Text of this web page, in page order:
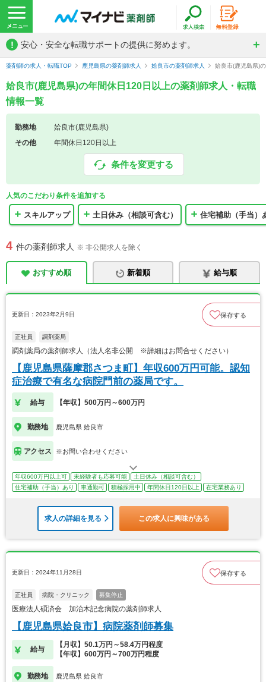
! 安心・安全な転職サポートの提供に努めます。
薬剤師の求人・転職TOP 鹿児島県の薬剤師求人 姶良市の薬剤師求人 姶良市(鹿児島県)
姶良市(鹿児島県)の年間休日120日以上の薬剤師求人・転職
情報一覧
勤務地
姶良市(鹿児島県)
その他
年間休日120日以上
条件を変更する
人気のこだわり条件を追加する
スキルアップ 土日休み（相談可含む） 住宅補助（手当）
4 件の薬剤師求人 ※ 非公開求人を除く
おすすめ順 新着順 給与順
更新日：2023年2月9日 保存する
正社員 調剤薬局
調剤薬局の薬剤師求人（法人名非公開 ※詳細はお問合せください）
【鹿児島県薩摩郡さつま町】年収600万円可能。認知
症治療で有名な病院門前の薬局です。
給与 【年収】500万円～600万円
勤務地 鹿児島県 姶良市
アクセス ※お問い合わせください
年収600万円以上可 未経験者も応募可能
土日休み（相談可含む）
住宅補助（手当）あり
車通勤可 積極採用中 年間休日120日以上 在宅業務あり
求人の詳細を見る この求人に興味がある
更新日：2024年11月28日 保存する
正社員 病院・クリニック 募集停止
医療法人碩済会 加治木記念病院の薬剤師求人
【鹿児島県姶良市】病院薬剤師募集
給与
【月収】50.1万円～58.4万円程度
【年収】600万円～700万円程度
勤務地 鹿児島県 姶良市